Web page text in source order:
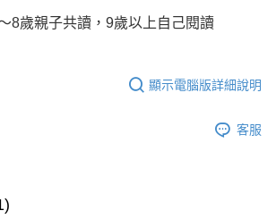
歲親子共讀，9歲以上自己閱讀
顯示電腦版詳細說明
客服